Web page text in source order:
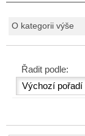
O kategorii výše
Řadit podle: